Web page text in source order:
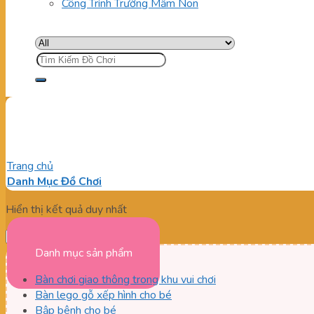
Công Trình Trường Mầm Non
Tìm
kiếm:
Trang chủ
Danh Mục Đồ Chơi
Hiển thị kết quả duy nhất
Danh mục sản phẩm
Bàn chơi giao thông trong khu vui chơi
Bàn lego gỗ xếp hình cho bé
Bập bênh cho bé